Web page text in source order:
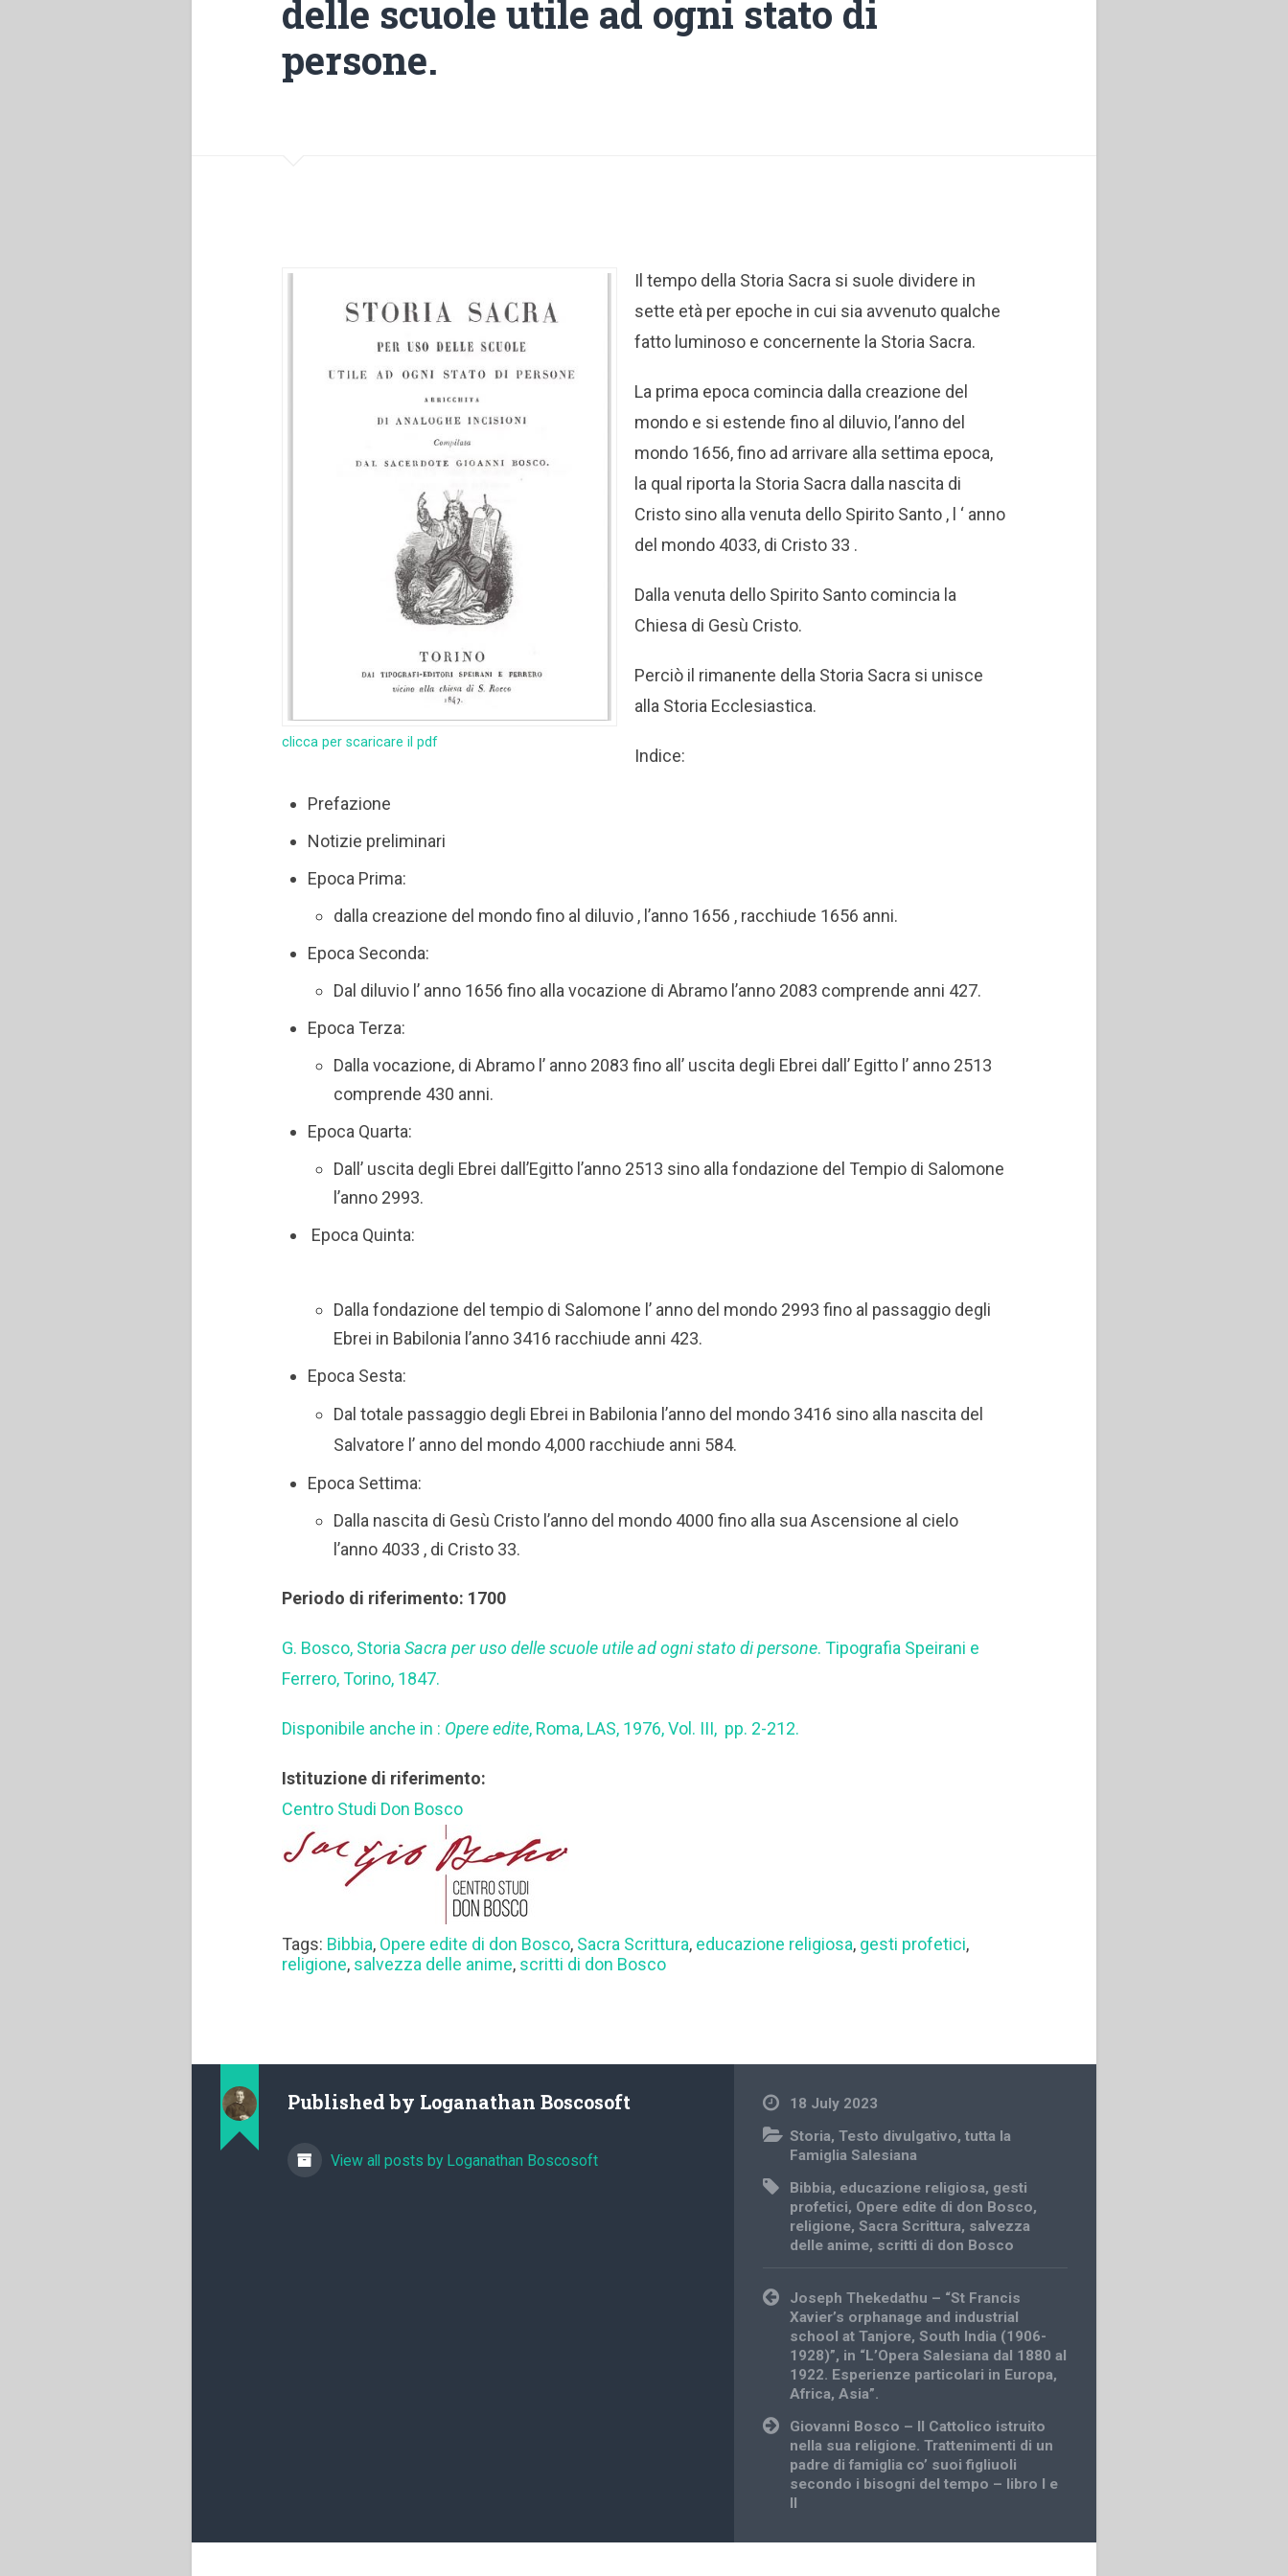
delle scuole utile ad ogni stato di
persone.
clicca per scaricare il pdf
Il tempo della Storia Sacra si suole dividere in
sette età per epoche in cui sia avvenuto qualche
fatto luminoso e concernente la Storia Sacra.
La prima epoca comincia dalla creazione del
mondo e si estende fino al diluvio, l’anno del
mondo 1656, fino ad arrivare alla settima epoca,
la qual riporta la Storia Sacra dalla nascita di
Cristo sino alla venuta dello Spirito Santo , l ‘ anno
del mondo 4033, di Cristo 33 .
Dalla venuta dello Spirito Santo comincia la
Chiesa di Gesù Cristo.
Perciò il rimanente della Storia Sacra si unisce
alla Storia Ecclesiastica.
Indice:
Prefazione
Notizie preliminari
Epoca Prima:
dalla creazione del mondo fino al diluvio , l’anno 1656 , racchiude 1656 anni.
Epoca Seconda:
Dal diluvio l’ anno 1656 fino alla vocazione di Abramo l’anno 2083 comprende anni 427.
Epoca Terza:
Dalla vocazione, di Abramo l’ anno 2083 fino all’ uscita degli Ebrei dall’ Egitto l’ anno 2513
comprende 430 anni.
Epoca Quarta:
Dall’ uscita degli Ebrei dall’Egitto l’anno 2513 sino alla fondazione del Tempio di Salomone
l’anno 2993.
Epoca Quinta:
Dalla fondazione del tempio di Salomone l’ anno del mondo 2993 fino al passaggio degli
Ebrei in Babilonia l’anno 3416 racchiude anni 423.
Epoca Sesta:
Dal totale passaggio degli Ebrei in Babilonia l’anno del mondo 3416 sino alla nascita del
Salvatore l’ anno del mondo 4,000 racchiude anni 584.
Epoca Settima:
Dalla nascita di Gesù Cristo l’anno del mondo 4000 fino alla sua Ascensione al cielo
l’anno 4033 , di Cristo 33.
Periodo di riferimento: 1700
G. Bosco, Storia Sacra per uso delle scuole utile ad ogni stato di persone. Tipografia Speirani e
Ferrero, Torino, 1847.
Disponibile anche in : Opere edite, Roma, LAS, 1976, Vol. III, pp. 2-212.
Istituzione di riferimento:
Centro Studi Don Bosco
Tags: Bibbia, Opere edite di don Bosco, Sacra Scrittura, educazione religiosa, gesti profetici,
religione, salvezza delle anime, scritti di don Bosco
Published by Loganathan Boscosoft
View all posts by Loganathan Boscosoft
18 July 2023
Storia,Testo divulgativo,tutta la
Famiglia Salesiana
Bibbia, educazione religiosa, gesti
profetici, Opere edite di don Bosco,
religione,Sacra Scrittura, salvezza
delle anime, scritti di don Bosco
Post
navigation
Joseph Thekedathu – “St Francis
Xavier’s orphanage and industrial
school at Tanjore, South India (1906-
1928)”, in “L’Opera Salesiana dal 1880 al
1922. Esperienze particolari in Europa,
Africa, Asia”.
Giovanni Bosco – Il Cattolico istruito
nella sua religione. Trattenimenti di un
padre di famiglia co’ suoi figliuoli
secondo i bisogni del tempo – libro I e
II